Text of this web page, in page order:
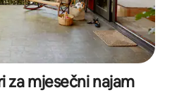
za mjesečni najam